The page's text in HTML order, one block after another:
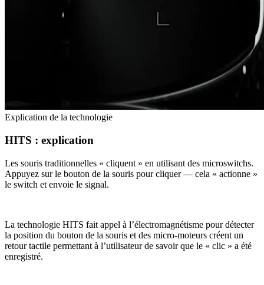
Explication de la technologie
HITS : explication
Les souris traditionnelles « cliquent » en utilisant des microswitchs.
Appuyez sur le bouton de la souris pour cliquer — cela « actionne »
le switch et envoie le signal.
La technologie HITS fait appel à l’électromagnétisme pour détecter
la position du bouton de la souris et des micro-moteurs créent un
retour tactile permettant à l’utilisateur de savoir que le « clic » a été
enregistré.